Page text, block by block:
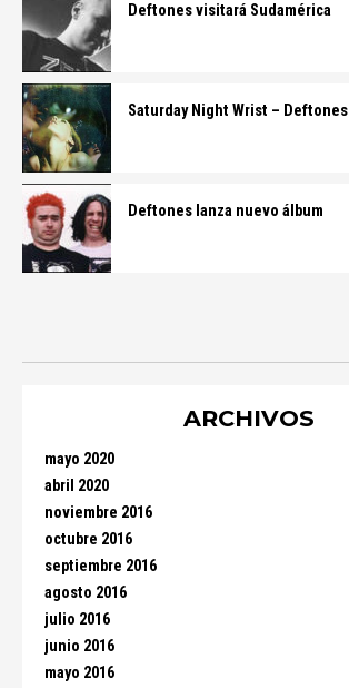
Deftones visitará Sudamérica
Saturday Night Wrist – Deftones
Deftones lanza nuevo álbum
ARCHIVOS
mayo 2020
abril 2020
noviembre 2016
octubre 2016
septiembre 2016
agosto 2016
julio 2016
junio 2016
mayo 2016